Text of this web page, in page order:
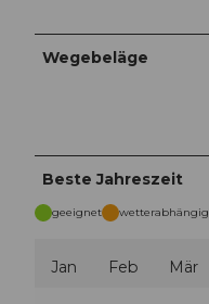
Wegebeläge
Beste Jahreszeit
geeignet wetterabhängig
Jan Feb Mär